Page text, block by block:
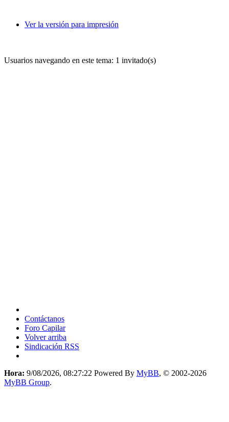
Ver la versión para impresión
Usuarios navegando en este tema: 1 invitado(s)
Contáctanos
Foro Capilar
Volver arriba
Sindicación RSS
Hora: 9/08/2026, 08:27:22 Powered By MyBB, © 2002-2026
MyBB Group.